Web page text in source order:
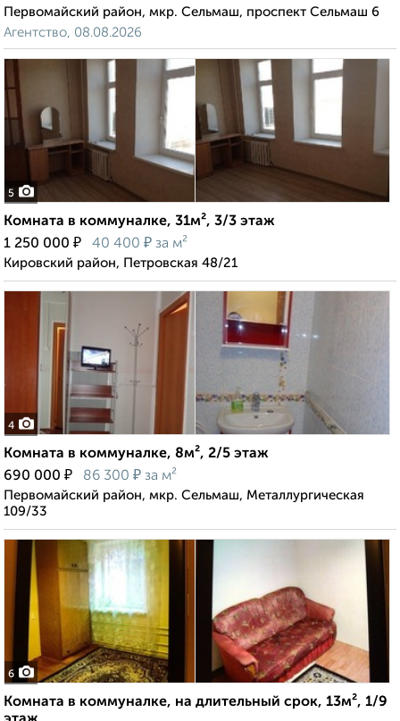
Первомайский район, мкр. Сельмаш, проспект Сельмаш 6
Агентство, 08.08.2026
5
Комната в коммуналке, 31м², 3/3 этаж
1 250 000 ₽ 40 400 ₽ за м²
Кировский район, Петровская 48/21
4
Комната в коммуналке, 8м², 2/5 этаж
690 000 ₽ 86 300 ₽ за м²
Первомайский район, мкр. Сельмаш, Металлургическая
109/33
6
Комната в коммуналке, на длительный срок, 13м², 1/9